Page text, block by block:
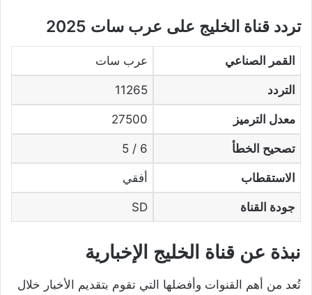
تردد قناة الخليج على عرب سات 2025
القمر الصناعي عرب سات
التردد 11265
معدل الترميز 27500
تصحيح الخطأ 6 / 5
الاستقطاب أفقي
جودة القناة SD
نبذة عن قناة الخليج الإخبارية
تُعد من أهم القنوات وأفضلها التي تقوم بتقديم الأخبار خلال